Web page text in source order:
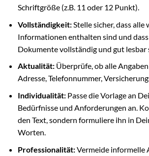
Schriftgröße (z.B. 11 oder 12 Punkt).
Vollständigkeit:Stelle sicher, dass alle
Informationen enthalten sind und
Dokumente vollständig und gut lesbar
Aktualität:Überprüfe, ob alle
Adresse, Telefonnummer,
Individualität:Passe die Vorlage an
Bedürfnisse und Anforderungen an.
den Text, sondern formuliere ihn in
Worten.
Professionalität:Vermeide informelle